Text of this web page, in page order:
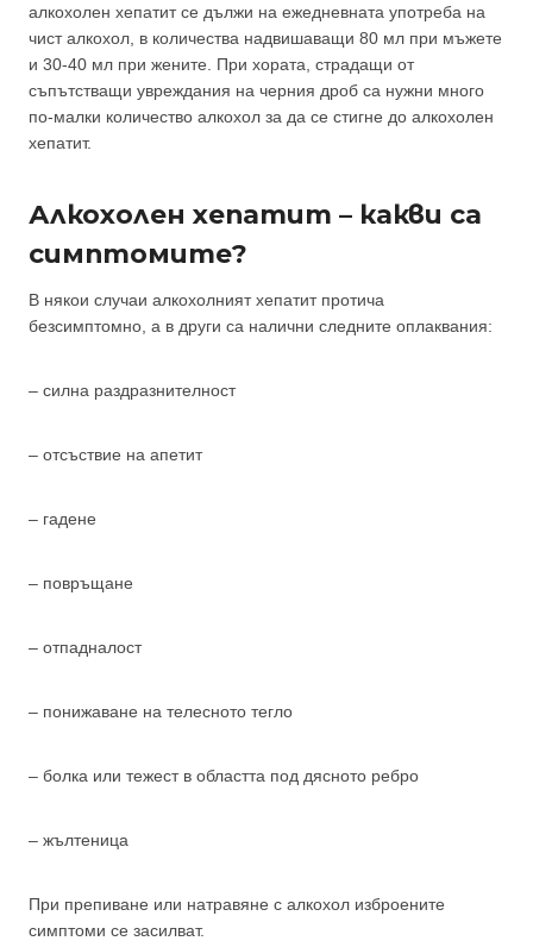
алкохолен хепатит се дължи на ежедневната употреба на
чист алкохол, в количества надвишаващи 80 мл при мъжете
и 30-40 мл при жените. При хората, страдащи от
съпътстващи увреждания на черния дроб са нужни много
по-малки количество алкохол за да се стигне до алкохолен
хепатит.
Алкохолен хепатит – какви са
симптомите?
В някои случаи алкохолният хепатит протича
безсимптомно, а в други са налични следните оплаквания:
– силна раздразнителност
– отсъствие на апетит
– гадене
– повръщане
– отпадналост
– понижаване на телесното тегло
– болка или тежест в областта под дясното ребро
– жълтеница
При препиване или натравяне с алкохол изброените
симптоми се засилват.